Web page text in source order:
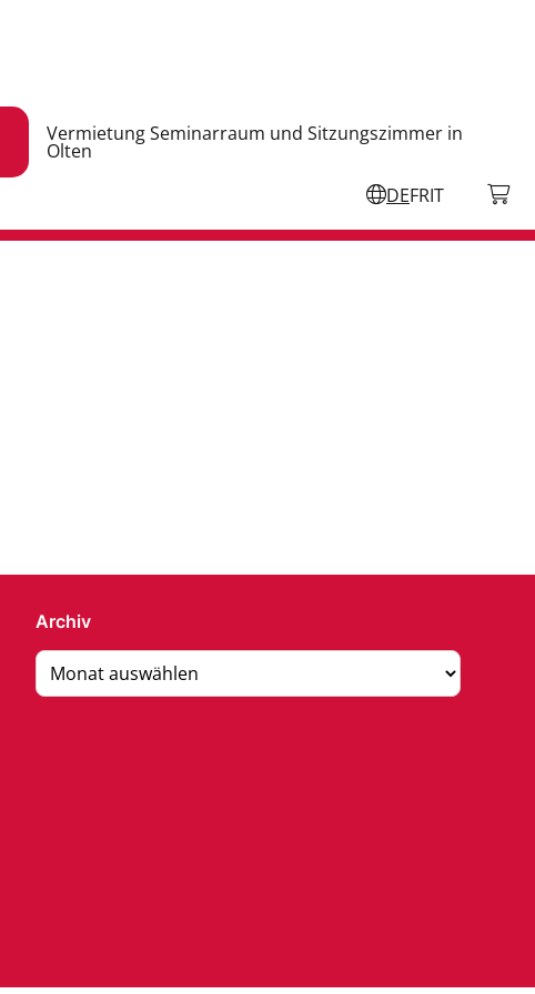
Vermietung Seminarraum und Sitzungszimmer in
Olten
DEFRIT
Archiv
Archiv